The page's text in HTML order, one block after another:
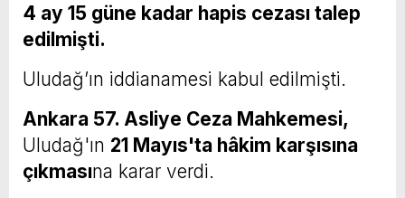
4 ay 15 güne kadar hapis cezası talep
edilmişti.
Uludağ’ın iddianamesi kabul edilmişti.
Ankara 57. Asliye Ceza Mahkemesi,
Uludağ'ın 21 Mayıs'ta hâkim karşısına
çıkmasına karar verdi.